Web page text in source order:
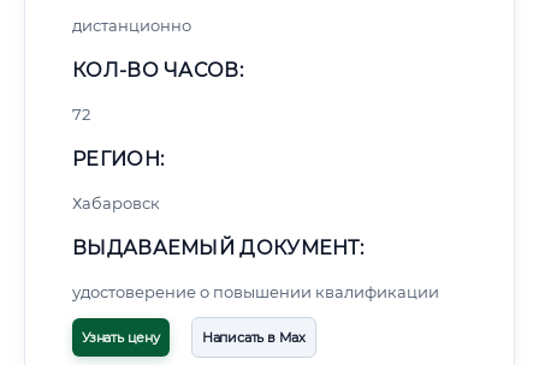
дистанционно
КОЛ-ВО ЧАСОВ:
72
РЕГИОН:
Хабаровск
ВЫДАВАЕМЫЙ ДОКУМЕНТ:
удостоверение о повышении квалификации
Узнать цену Написать в Max